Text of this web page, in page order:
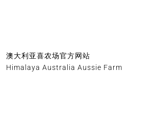
澳大利亚喜农场官方网站
Himalaya Australia Aussie Farm